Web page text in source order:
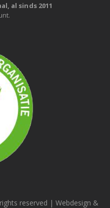
al sinds 2011
reserved | Webdesign &